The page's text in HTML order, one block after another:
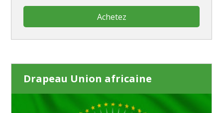
Achetez
Drapeau Union africaine